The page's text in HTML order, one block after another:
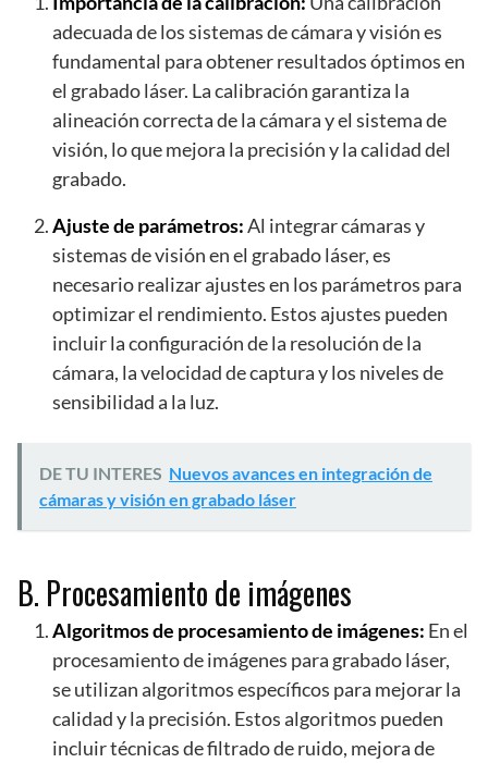
adecuada de los sistemas de cámara y visión es
fundamental para obtener resultados óptimos en
el grabado láser. La calibración garantiza la
alineación correcta de la cámara y el sistema de
visión, lo que mejora la precisión y la calidad del
grabado.
Ajuste de parámetros:Al integrar cámaras y
sistemas de visión en el grabado láser, es
necesario realizar ajustes en los parámetros para
optimizar el rendimiento. Estos ajustes pueden
incluir la configuración de la resolución de la
cámara, la velocidad de captura y los niveles de
sensibilidad a la luz.
DE TU INTERES Nuevos avances en integración de
cámaras y visión en grabado láser
B. Procesamiento de imágenes
Algoritmos de procesamiento de imágenes: En el
procesamiento de imágenes para grabado láser,
se utilizan algoritmos específicos para mejorar la
calidad y la precisión. Estos algoritmos pueden
incluir técnicas de filtrado de ruido, mejora de